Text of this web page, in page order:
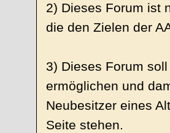
2) Dieses Forum ist
die den Zielen der
3) Dieses Forum
ermöglichen und
Neubesitzer eines
Seite stehen.